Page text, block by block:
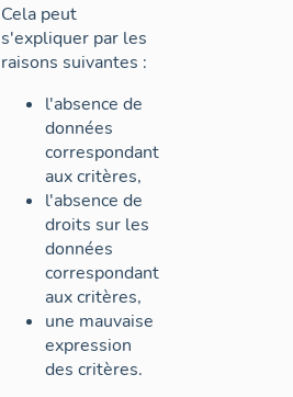
Cela peut
s'expliquer par les
raisons suivantes :
l'absence de
données
correspondant
aux critères,
l'absence de
droits sur les
données
correspondant
aux critères,
une mauvaise
expression
des critères.